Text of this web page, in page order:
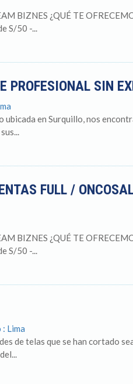
BIZNES ¿QUÉ TE
S/50 -...
PROFESIONAL SIN
ubicada en Surquillo, nos
FULL /
BIZNES ¿QUÉ TE
S/50 -...
Lima
de telas que se han cortado